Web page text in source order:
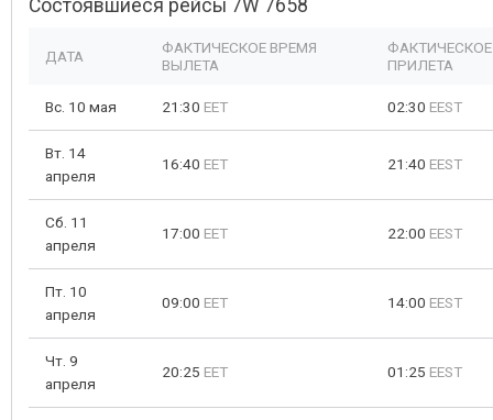
Состоявшиеся рейсы 7W 7658
ДАТА
ФАКТИЧЕСКОЕ ВРЕМЯ
ВЫЛЕТА
ПРИЛЕТА
Вс. 10 мая 21:30 EET 02:30 EEST
Вт. 14
апреля
16:40 EET 21:40 EEST
Сб. 11
апреля
17:00 EET 22:00 EEST
Пт. 10
апреля
09:00 EET 14:00 EEST
Чт. 9
апреля
20:25 EET 01:25 EEST